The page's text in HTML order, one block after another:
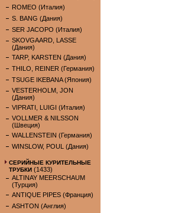
ROMEO (Италия)
S. BANG (Дания)
SER JACOPO (Италия)
SKOVGAARD, LASSE
(Дания)
TARP, KARSTEN (Дания)
THILO, REINER (Германия)
TSUGE IKEBANA (Япония)
VESTERHOLM, JON
(Дания)
VIPRATI, LUIGI (Италия)
VOLLMER & NILSSON
(Швеция)
WALLENSTEIN (Германия)
WINSLOW, POUL (Дания)
СЕРИЙНЫЕ КУРИТЕЛЬНЫЕ
ТРУБКИ (1433)
ALTINAY MEERSCHAUM
(Турция)
ANTIQUE PIPES (Франция)
ASHTON (Англия)